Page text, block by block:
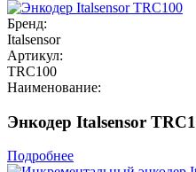
Бренд:
Italsensor
Артикул:
TRC100
Наименование:
Энкодер Italsensor
Подробнее